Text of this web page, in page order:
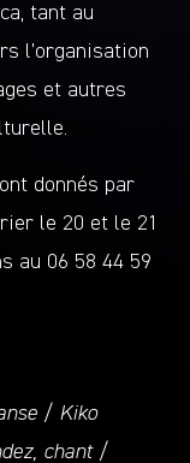
tant au
l’organisation
et autres
donnés par
le 20 et le 21
au 06 58 44 59
/ Kiko
chant /